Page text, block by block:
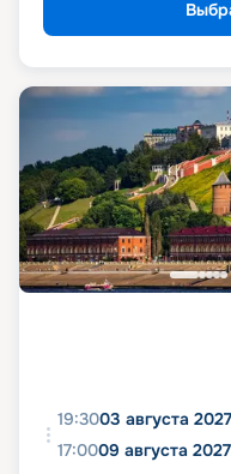
19:3003 августа 2027
17:0009 августа 2027